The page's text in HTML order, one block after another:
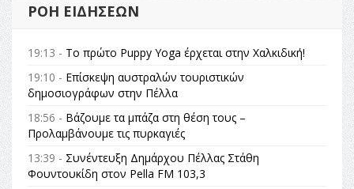
ΡΟΉ ΕΙΔΉΣΕΩΝ
19:13 - Το πρώτο Puppy Yoga έρχεται στην Χαλκιδική!
19:10 - Επίσκεψη αυστραλών τουριστικών
δημοσιογράφων στην Πέλλα
18:56 - Βάζουμε τα μπάζα στη θέση τους –
Προλαμβάνουμε τις πυρκαγιές
13:39 - Συνέντευξη Δημάρχου Πέλλας Στάθη
Φουντουκίδη στον Pella FM 103,3